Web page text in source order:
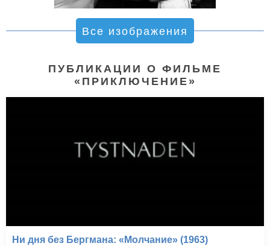
Все изображения
ПУБЛИКАЦИИ О ФИЛЬМЕ
«ПРИКЛЮЧЕНИЕ»
Ни дня без Бергмана: «Молчание» (1963)